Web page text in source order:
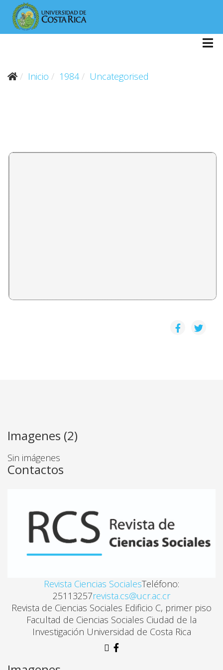
Inicio 1984 Uncategorised
COMUNICACIÓN CON PERSPECTIVA DE GÉNERO:
Ligia-córdoba Barquero. , Ana Lucía Faerron Angel
SOR JUANA INÉS DE LA CRUZ, MUJER
Javier Martínez Merino
MASCULINIDAD Y CUERPO: UNA PARADOJA
HOMBRES, TRENES Y ESPACIOS PÚBLICOS EN LA
Carmen Murillo Chaverri
Imagenes (2)
Sin imágenes
Contactos
Revista Ciencias SocialesTeléfono:
25113257revista.cs@ucr.ac.cr
Revista de Ciencias Sociales Edificio C, primer piso
Facultad de Ciencias Sociales Ciudad de la
Investigación Universidad de Costa Rica